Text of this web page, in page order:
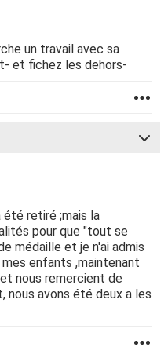
un travail avec sa
et fichez les dehors-
retiré ;mais la
pour que "tout se
médaille et je n'ai admis
enfants ,maintenant
nous remercient de
nous avons été deux a les